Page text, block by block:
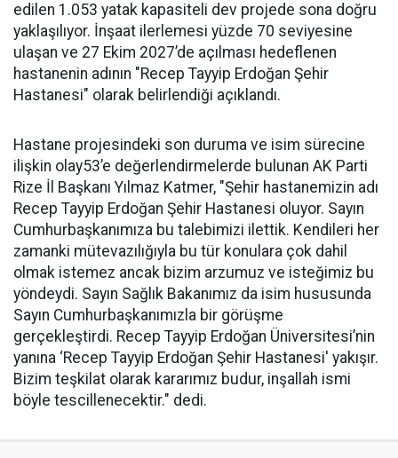
edilen 1.053 yatak kapasiteli dev projede sona doğru
yaklaşılıyor. İnşaat ilerlemesi yüzde 70 seviyesine
ulaşan ve 27 Ekim 2027’de açılması hedeflenen
hastanenin adının "Recep Tayyip Erdoğan Şehir
Hastanesi" olarak belirlendiği açıklandı.
Hastane projesindeki son duruma ve isim sürecine
ilişkin olay53’e değerlendirmelerde bulunan AK Parti
Rize İl Başkanı Yılmaz Katmer, "Şehir hastanemizin adı
Recep Tayyip Erdoğan Şehir Hastanesi oluyor. Sayın
Cumhurbaşkanımıza bu talebimizi ilettik. Kendileri her
zamanki mütevazılığıyla bu tür konulara çok dahil
olmak istemez ancak bizim arzumuz ve isteğimiz bu
yöndeydi. Sayın Sağlık Bakanımız da isim hususunda
Sayın Cumhurbaşkanımızla bir görüşme
gerçekleştirdi. Recep Tayyip Erdoğan Üniversitesi’nin
yanına ‘Recep Tayyip Erdoğan Şehir Hastanesi' yakışır.
Bizim teşkilat olarak kararımız budur, inşallah ismi
böyle tescillenecektir." dedi.